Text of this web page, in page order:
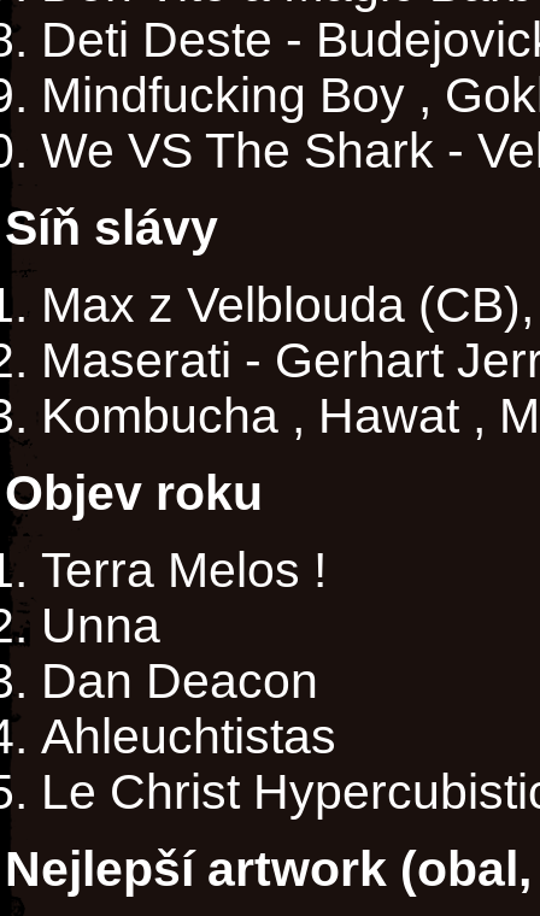
Deti Deste -
Mindfucking Boy ,
We VS The Shark -
Síň slávy
Max z Velblouda
Maserati - Gerhart
Kombucha , Hawat ,
Objev roku
Terra Melos !
Unna
Dan Deacon
Ahleuchtistas
Le Christ
Nejlepší artwork